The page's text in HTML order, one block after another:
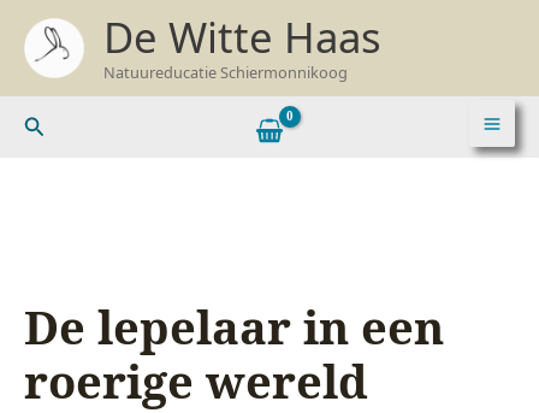
naar
De Witte Haas
Natuureducatie Schiermonnikoog
Zoeken
o
k
r
:De lepelaar in een
roerige wereld